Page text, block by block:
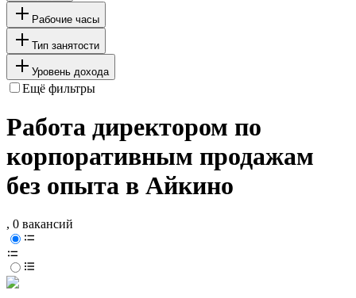
Рабочие часы
Тип занятости
Уровень дохода
Ещё фильтры
Работа директором по
корпоративным продажам
без опыта в Айкино
, 0 вакансий